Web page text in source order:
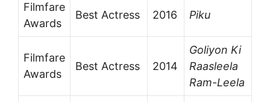
Filmfare
Awards
Best Actress 2016 Piku
Filmfare
Awards
Best Actress 2014
Goliyon Ki
Raasleela
Ram-Leela